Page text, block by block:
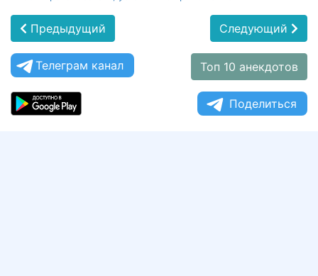
Предыдущий Следующий
Телеграм канал Топ 10 анекдотов
Поделиться